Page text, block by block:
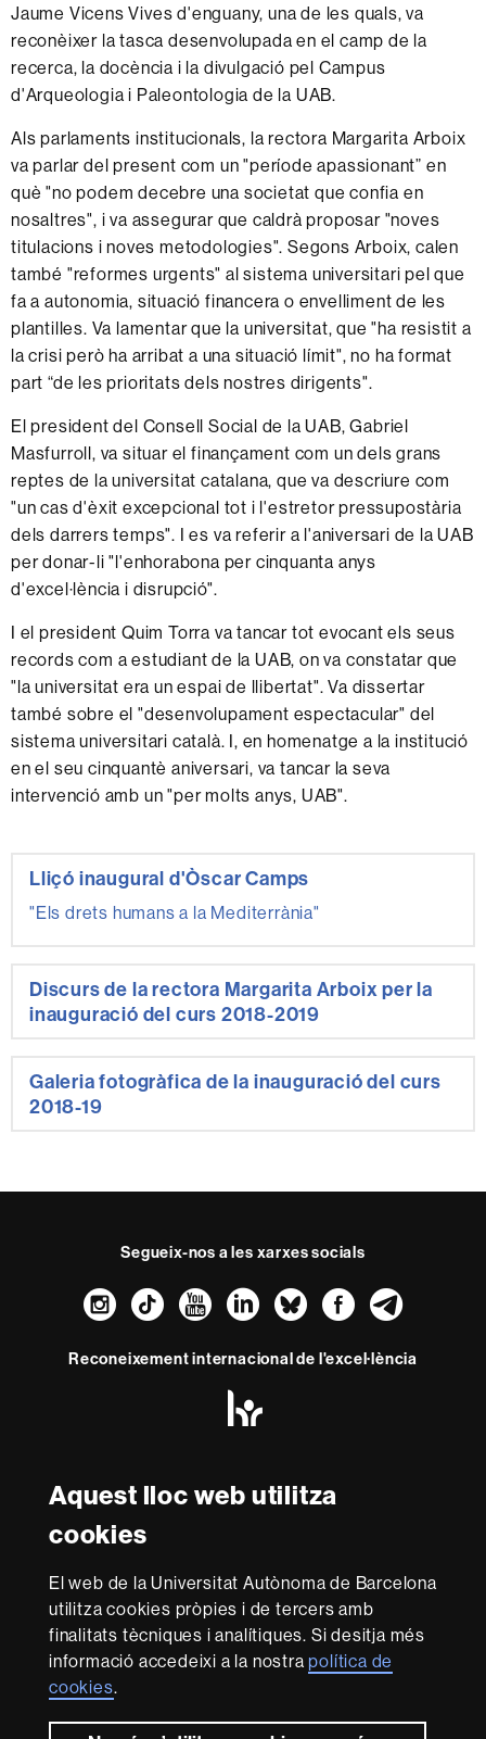
Aquest lloc web utilitza
cookies
El web de la Universitat Autònoma de Barcelona
utilitza cookies pròpies i de tercers amb
finalitats tècniques i analítiques. Si desitja més
informació accedeixi a la nostrapolítica de
cookies.
Jaume Vicens Vives d'enguany, una de les quals, va
reconèixer la tasca desenvolupada en el camp de la
recerca, la docència i la divulgació pel Campus
d'Arqueologia i Paleontologia de la UAB.
Als parlaments institucionals, la rectora Margarita Arboix
va parlar del present com un "període apassionant” en
què "no podem decebre una societat que confia en
nosaltres", i va assegurar que caldrà proposar "noves
titulacions i noves metodologies". Segons Arboix, calen
també "reformes urgents" al sistema universitari pel que
fa a autonomia, situació financera o envelliment de les
plantilles. Va lamentar que la universitat, que "ha resistit a
la crisi però ha arribat a una situació límit", no ha format
part “de les prioritats dels nostres dirigents".
El president del Consell Social de la UAB, Gabriel
Masfurroll, va situar el finançament com un dels grans
reptes de la universitat catalana, que va descriure com
"un cas d'èxit excepcional tot i l'estretor pressupostària
dels darrers temps". I es va referir a l'aniversari de la UAB
per donar-li "l'enhorabona per cinquanta anys
d'excel·lència i disrupció".
I el president Quim Torra va tancar tot evocant els seus
records com a estudiant de la UAB, on va constatar que
"la universitat era un espai de llibertat". Va dissertar
també sobre el "desenvolupament espectacular" del
sistema universitari català. I, en homenatge a la institució
en el seu cinquantè aniversari, va tancar la seva
intervenció amb un "per molts anys, UAB".
Informació
complementària
Lliçó inaugural d'Òscar Camps
"Els drets humans a la Mediterrània"
Discurs de la rectora Margarita Arboix per la
inauguració del curs 2018-2019
Galeria fotogràfica de la inauguració del curs
2018-19
Segueix-nos a les xarxes socials
Instagram
TikTokYouTube
LinkedIn
Bluesky
Reconeixement internacional de l'excel·lència
-
Euraxess
Amb el finançament de
Sobre
aquest
web
Avís legal Protecció de dades Sobre el
web Accessibilitat web Mapa del web UAB
docència de qualitat i excel·lència, diversificada,